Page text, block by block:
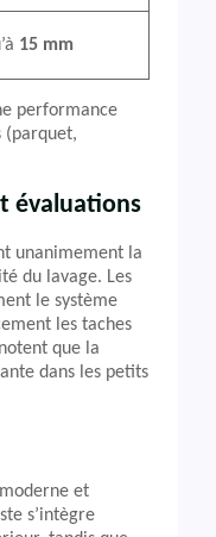
15 mm
performance
(parquet,
évaluations
unanimement la
du lavage. Les
le système
les taches
que la
dans les petits
et
s’intègre